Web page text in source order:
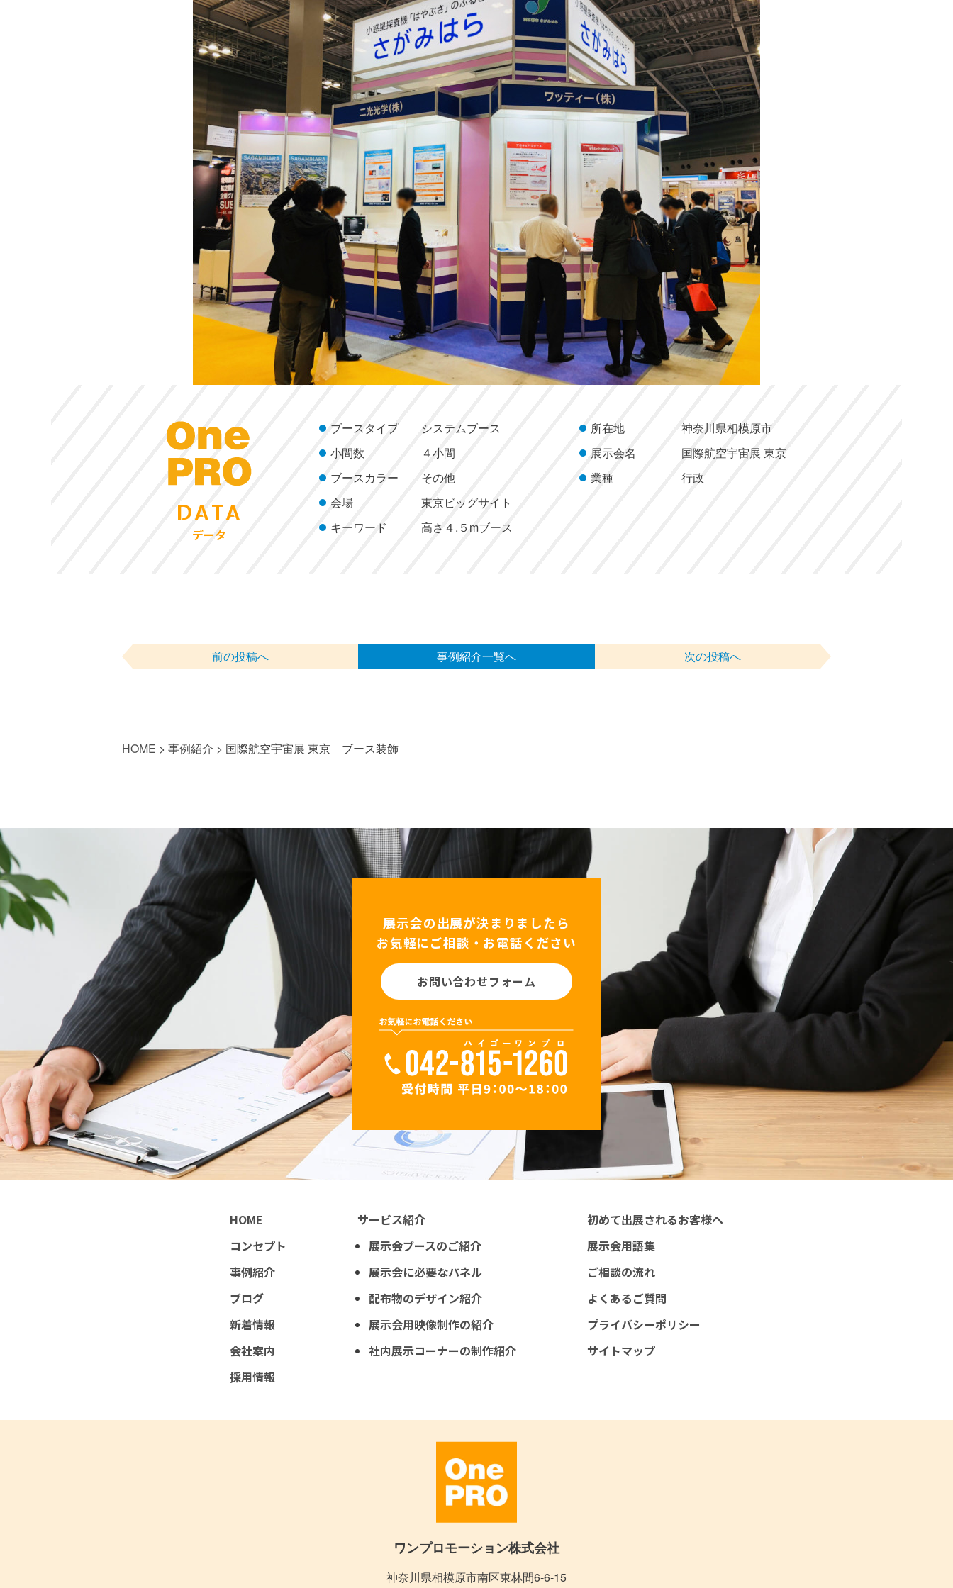
DATA
データ
ブースタイプ
システムブース
小間数
４小間
ブースカラー
その他
会場
東京ビッグサイト
キーワード
高さ４.５mブース
所在地
神奈川県相模原市
展示会名
国際航空宇宙展 東京
業種
行政
前の投稿へ 事例紹介一覧へ 次の投稿へ
HOME > 事例紹介 > 国際航空宇宙展 東京 ブース装飾
展示会の出展が決まりましたら
お気軽にご相談・お電話ください
お問い合わせフォーム
HOME
コンセプト
事例紹介
ブログ
新着情報
会社案内
採用情報
サービス紹介
展示会ブースのご紹介
展示会に必要なパネル
配布物のデザイン紹介
展示会用映像制作の紹介
社内展示コーナーの制作紹介
初めて出展されるお客様へ
展示会用語集
ご相談の流れ
よくあるご質問
プライバシーポリシー
サイトマップ
ワンプロモーション株式会社
神奈川県相模原市南区東林間6-6-15